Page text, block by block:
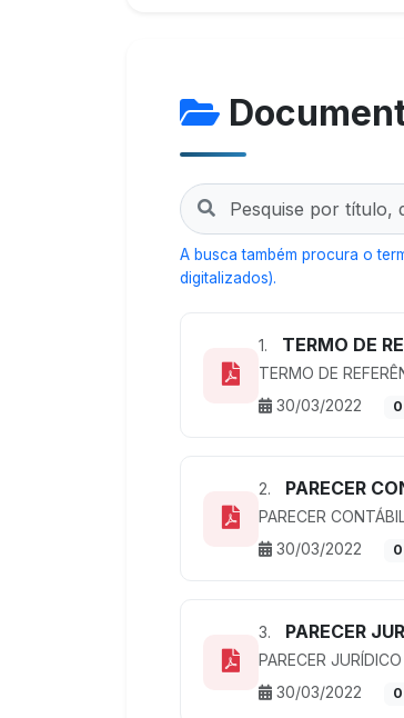
A busca também procura o
digitalizados).
1. TERMO DE
TERMO DE
30/03/2022
2. PARECER
PARECER
30/03/2022
3. PARECER
PARECER JURÍDICO
30/03/2022